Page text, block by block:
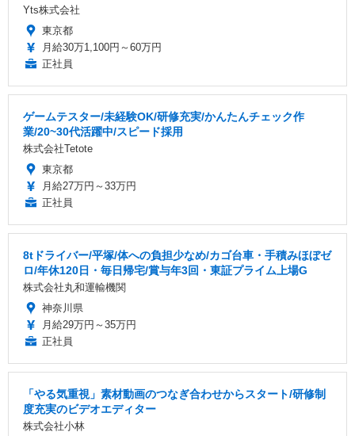
Yts株式会社
東京都
月給30万1,100円～60万円
正社員
ゲームテスター/未経験OK/研修充実/かんたんチェック作
業/20~30代活躍中/スピード採用
株式会社Tetote
東京都
月給27万円～33万円
正社員
8tドライバー/平塚/体への負担少なめ/カゴ台車・手積みほぼゼ
ロ/年休120日・毎日帰宅/賞与年3回・東証プライム上場G
株式会社丸和運輸機関
神奈川県
月給29万円～35万円
正社員
「やる気重視」素材動画のつなぎ合わせからスタート/研修制
度充実のビデオエディター
株式会社小林